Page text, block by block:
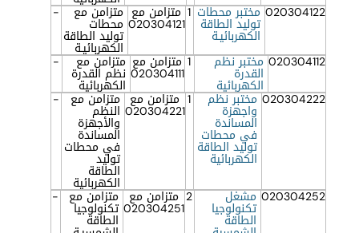
020304122 مختبر محطات
توليد الطاقة
الكهربائيـة
1 متزامن مع
020304121
متزامن مع
محطات
توليد الطاقة
الكهربائيـة
-
020304112 مختبر نظم
القدرة
الكهربائية
1 متزامن مع
020304111
متزامن مع
نظم القدرة
الكهربائية
-
020304222 مختبر نظم
واجهزة
المساندة
في محطات
توليد الطاقة
الكهربائية
1 متزامن مع
020304221
متزامن مع
النظم
والأجهزة
المساندة
في محطات
توليد
الطاقة
الكهربائية
-
020304252 مشغل
تكنولوجيا
الطاقة
2 متزامن مع
020304251
متزامن مع
تكنولوجيا
الطاقة
-